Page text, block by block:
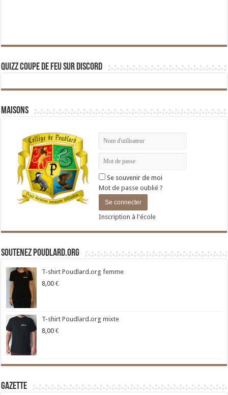
Quizz Coupe de Feu sur Discord
Maisons
Se souvenir de moi
Mot de passe oublié ?
Inscription à l'école
Soutenez Poudlard.org
T-shirt Poudlard.org femme
8,00 €
T-shirt Poudlard.org mixte
8,00 €
Gazette